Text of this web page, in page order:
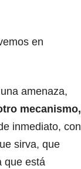
en
amenaza,
mecanismo,
inmediato, con
sirva, que
que está